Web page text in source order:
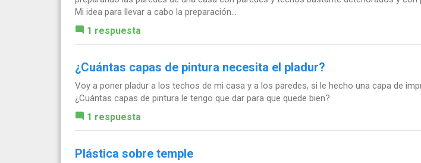
Mi idea para llevar a cabo la preparación...
1 respuesta
¿Cuántas capas de pintura necesita el pladur?
Voy a poner pladur a los techos de mi casa y a los paredes, si le hecho una capa de
¿Cuántas capas de pintura le tengo que dar para que quede bien?
1 respuesta
Plástica sobre temple